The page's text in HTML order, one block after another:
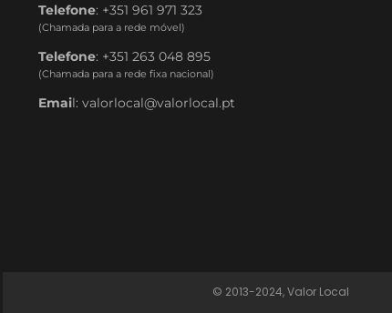
Telefone: +351 961 971 323
(Chamada para a rede móvel)
Telefone: +351 263 048 895
(Chamada para a rede fixa nacional)
Email: valorlocal@valorlocal.pt
© 2013-2024, Valor Local